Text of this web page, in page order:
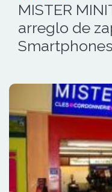
MISTER
arreglo de
Smartphones